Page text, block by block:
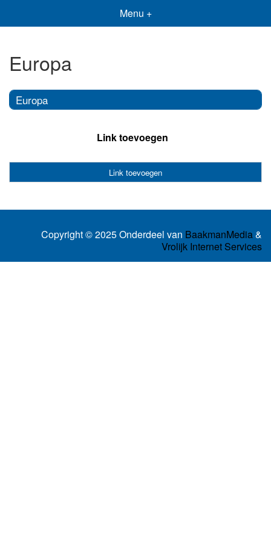
Menu +
Europa
Europa
Link toevoegen
Link toevoegen
Copyright © 2025 Onderdeel van BaakmanMedia&
Vrolijk Internet Services